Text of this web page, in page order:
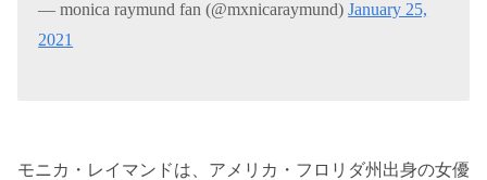
— monica raymund fan (@mxnicaraymund)January 25,
2021
モニカ・レイマンドは、アメリカ・フロリダ州出身の女優